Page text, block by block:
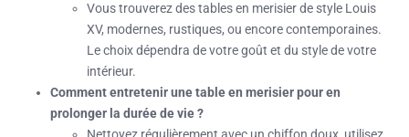
Vous trouverez des tables en merisier de style Louis
XV, modernes, rustiques, ou encore contemporaines.
Le choix dépendra de votre goût et du style de votre
intérieur.
Comment entretenir une table en merisier pour en
prolonger la durée de vie ?